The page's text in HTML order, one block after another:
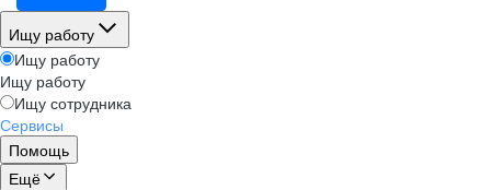
Ищу работу
Ищу работу
Ищу работу
Ищу сотрудника
Сервисы
Помощь
Ещё